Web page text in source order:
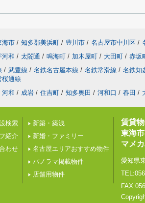
海市 / 知多郡美浜町 / 豊川市 / 名古屋市中川区 /
河和 / 太閤通 / 鳴海町 / 加木屋町 / 大田町 / 赤坂
/ 武豊線 / 名鉄名古屋本線 / 名鉄常滑線 / 名鉄知
桜通線
河和 / 成岩 / 住吉町 / 知多奥田 / 河和口 / 春田 /
検索
紹介
わせ
新築・築浅
新婚・ファミリー
名古屋エリアおすすめ物件
パノラマ掲載物件
店舗用物件
賃貸
東海
マメ
愛知県